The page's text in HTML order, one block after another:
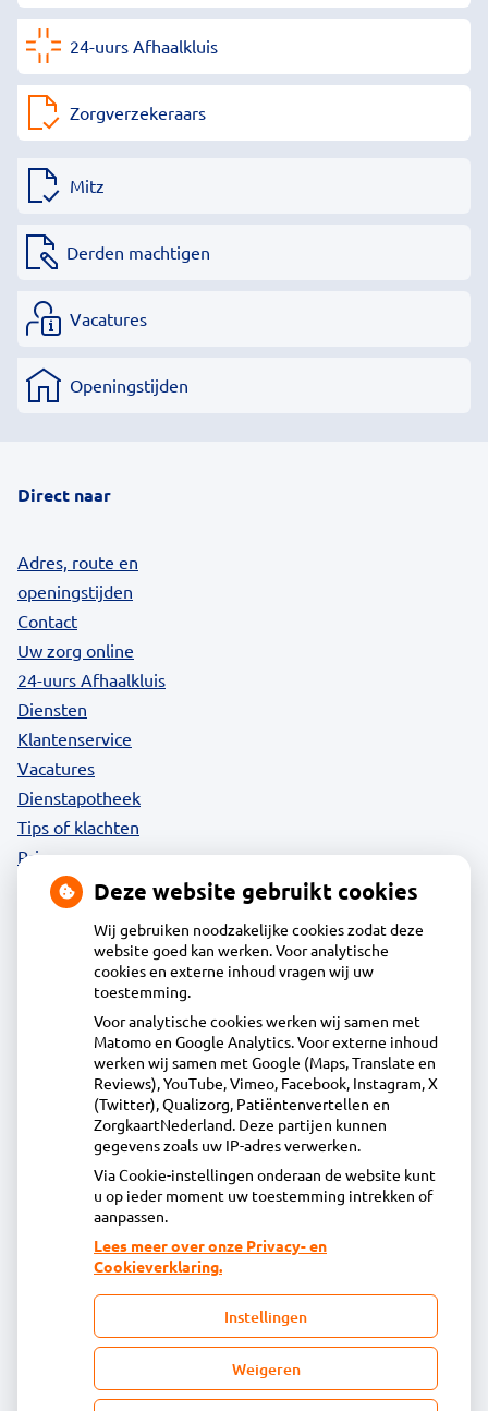
24-uurs Afhaalkluis
Zorgverzekeraars
Mitz
Derden machtigen
Vacatures
Openingstijden
Direct naar
Adres, route en
openingstijden
Contact
Uw zorg online
24-uurs Afhaalkluis
Diensten
Klantenservice
Vacatures
Dienstapotheek
Tips of klachten
Privacy
Acdapha Apotheek Langedijk
Voorburggracht 212, 1722GV Zuid-Scharwoude
0226313918
info@apotheeklangedijk.nl
Inschrijven
Centrale administratie
Heeft u vragen of opmerkingen over uw
toegestuurde rekening van de apotheek?
declaratie@acdaphagroep.nl
Deze website gebruikt cookies
Wij gebruiken noodzakelijke cookies zodat deze
website goed kan werken. Voor analytische
cookies en externe inhoud vragen wij uw
toestemming.
Voor analytische cookies werken wij samen met
Matomo en Google Analytics. Voor externe inhoud
werken wij samen met Google (Maps, Translate en
Reviews), YouTube, Vimeo, Facebook, Instagram, X
(Twitter), Qualizorg, Patiëntenvertellen en
ZorgkaartNederland. Deze partijen kunnen
gegevens zoals uw IP-adres verwerken.
Via Cookie-instellingen onderaan de website kunt
u op ieder moment uw toestemming intrekken of
aanpassen.
Lees meer over onze Privacy- en
Cookieverklaring.
Instellingen
Weigeren